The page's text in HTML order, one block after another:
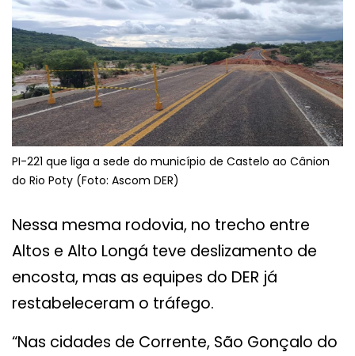
PI-221 que liga a sede do município de Castelo ao Cânion
do Rio Poty (Foto: Ascom DER)
Nessa mesma rodovia, no trecho entre
Altos e Alto Longá teve deslizamento de
encosta, mas as equipes do DER já
restabeleceram o tráfego.
“Nas cidades de Corrente, São Gonçalo do